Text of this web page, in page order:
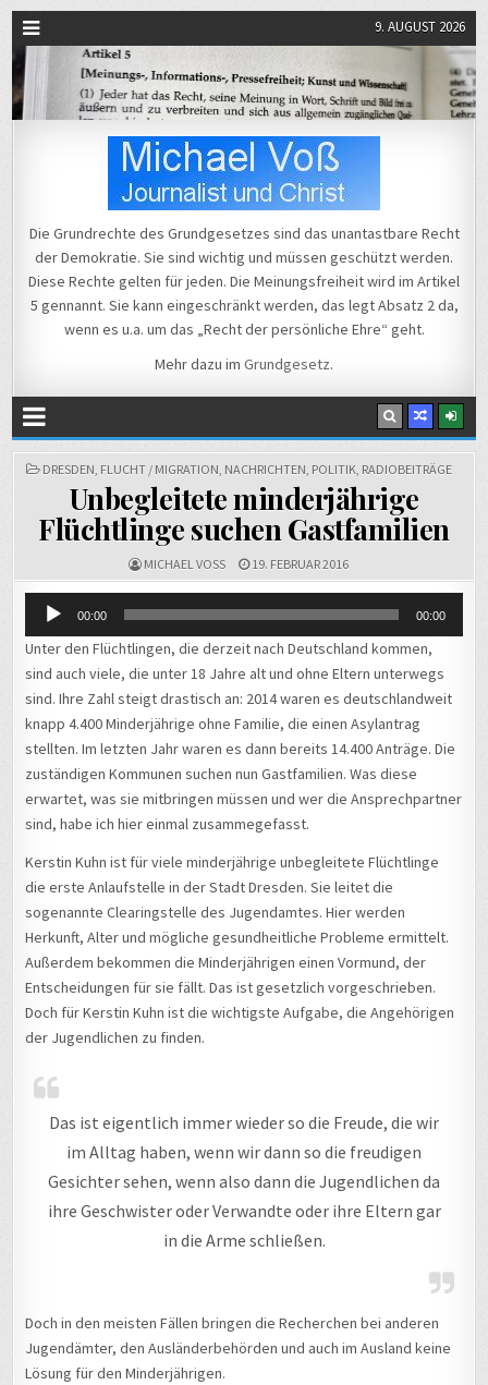
9. AUGUST 2026
Michael Voß
Die Grundrechte des Grundgesetzes sind das unantastbare Recht
der Demokratie. Sie sind wichtig und müssen geschützt werden.
Diese Rechte gelten für jeden. Die Meinungsfreiheit wird im Artikel
5 gennannt. Sie kann eingeschränkt werden, das legt Absatz 2 da,
wenn es u.a. um das „Recht der persönliche Ehre“ geht.
Mehr dazu im Grundgesetz.
POSTED
DRESDEN, FLUCHT / MIGRATION, NACHRICHTEN, POLITIK, RADIOBEITRÄGE
Unbegleitete minderjährige
Flüchtlinge suchen Gastfamilien
MICHAEL VOSS 19. FEBRUAR 2016
Audio-
00:00 00:00
Unter den Flüchtlingen, die derzeit nach Deutschland kommen,
sind auch viele, die unter 18 Jahre alt und ohne Eltern unterwegs
sind. Ihre Zahl steigt drastisch an: 2014 waren es deutschlandweit
knapp 4.400 Minderjährige ohne Familie, die einen Asylantrag
stellten. Im letzten Jahr waren es dann bereits 14.400 Anträge. Die
zuständigen Kommunen suchen nun Gastfamilien. Was diese
erwartet, was sie mitbringen müssen und wer die Ansprechpartner
sind, habe ich hier einmal zusammegefasst.
Kerstin Kuhn ist für viele minderjährige unbegleitete Flüchtlinge
die erste Anlaufstelle in der Stadt Dresden. Sie leitet die
sogenannte Clearingstelle des Jugendamtes. Hier werden
Herkunft, Alter und mögliche gesundheitliche Probleme ermittelt.
Außerdem bekommen die Minderjährigen einen Vormund, der
Entscheidungen für sie fällt. Das ist gesetzlich vorgeschrieben.
Doch für Kerstin Kuhn ist die wichtigste Aufgabe, die Angehörigen
der Jugendlichen zu finden.
Das ist eigentlich immer wieder so die Freude, die wir
im Alltag haben, wenn wir dann so die freudigen
Gesichter sehen, wenn also dann die Jugendlichen da
ihre Geschwister oder Verwandte oder ihre Eltern gar
in die Arme schließen.
Doch in den meisten Fällen bringen die Recherchen bei anderen
Jugendämter, den Ausländerbehörden und auch im Ausland keine
Lösung für den Minderjährigen.